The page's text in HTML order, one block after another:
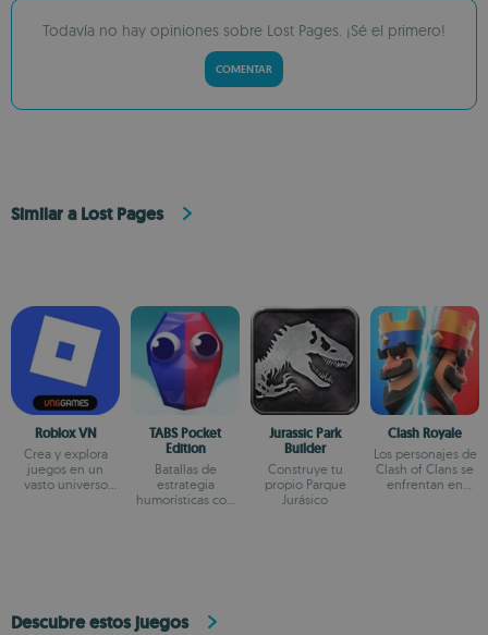
Todavía no hay opiniones sobre Lost Pages. ¡Sé el primero!
COMENTAR
Similar a Lost Pages
Roblox VN
Crea y explora
juegos en un
vasto universo
TABS Pocket
Edition
Batallas de
estrategia
humorísticas con
Jurassic Park
Builder
Construye tu
propio Parque
Jurásico
Clash Royale
Los personajes de
Clash of Clans se
enfrentan en
Descubre estos juegos